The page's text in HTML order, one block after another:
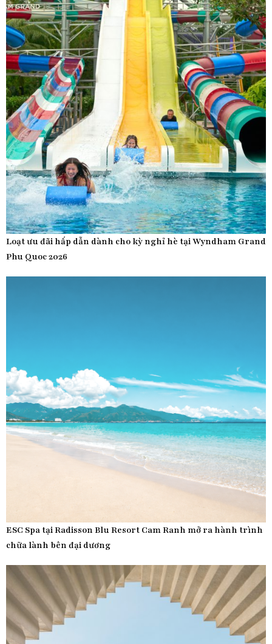
Loạt ưu đãi hấp dẫn dành cho kỳ nghỉ hè tại Wyndham Grand
Phu Quoc 2026
ESC Spa tại Radisson Blu Resort Cam Ranh mở ra hành trình
chữa lành bên đại dương